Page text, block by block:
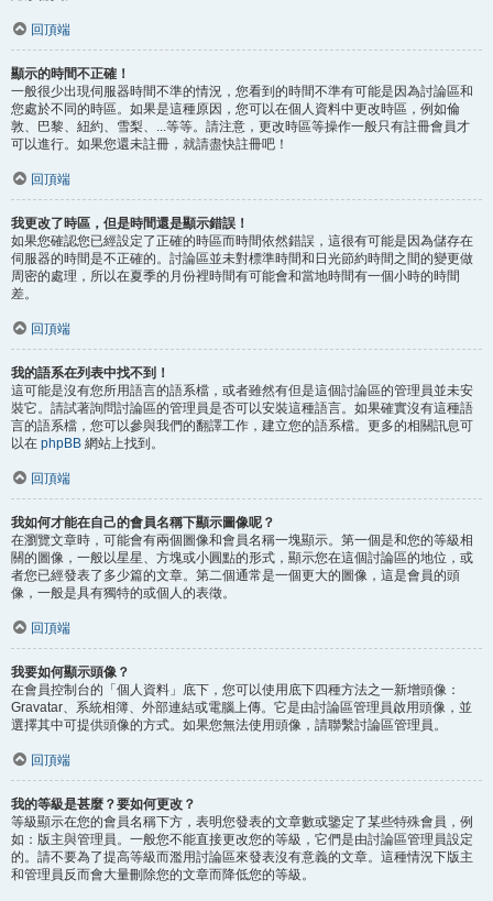
回頂端
顯示的時間不正確！
一般很少出現伺服器時間不準的情況，您看到的時間不準有可能是因為討論區和
您處於不同的時區。如果是這種原因，您可以在個人資料中更改時區，例如倫
敦、巴黎、紐約、雪梨、...等等。請注意，更改時區等操作一般只有註冊會員才
可以進行。如果您還未註冊，就請盡快註冊吧！
回頂端
我更改了時區，但是時間還是顯示錯誤！
如果您確認您已經設定了正確的時區而時間依然錯誤，這很有可能是因為儲存在
伺服器的時間是不正確的。討論區並未對標準時間和日光節約時間之間的變更做
周密的處理，所以在夏季的月份裡時間有可能會和當地時間有一個小時的時間
差。
回頂端
我的語系在列表中找不到！
這可能是沒有您所用語言的語系檔，或者雖然有但是這個討論區的管理員並未安
裝它。請試著詢問討論區的管理員是否可以安裝這種語言。如果確實沒有這種語
言的語系檔，您可以參與我們的翻譯工作，建立您的語系檔。更多的相關訊息可
以在 phpBB 網站上找到。
回頂端
我如何才能在自己的會員名稱下顯示圖像呢？
在瀏覽文章時，可能會有兩個圖像和會員名稱一塊顯示。第一個是和您的等級相
關的圖像，一般以星星、方塊或小圓點的形式，顯示您在這個討論區的地位，或
者您已經發表了多少篇的文章。第二個通常是一個更大的圖像，這是會員的頭
像，一般是具有獨特的或個人的表徵。
回頂端
我要如何顯示頭像？
在會員控制台的「個人資料」底下，您可以使用底下四種方法之一新增頭像：
Gravatar、系統相簿、外部連結或電腦上傳。它是由討論區管理員啟用頭像，並
選擇其中可提供頭像的方式。如果您無法使用頭像，請聯繫討論區管理員。
回頂端
我的等級是甚麼？要如何更改？
等級顯示在您的會員名稱下方，表明您發表的文章數或鑒定了某些特殊會員，例
如：版主與管理員。一般您不能直接更改您的等級，它們是由討論區管理員設定
的。請不要為了提高等級而濫用討論區來發表沒有意義的文章。這種情況下版主
和管理員反而會大量刪除您的文章而降低您的等級。